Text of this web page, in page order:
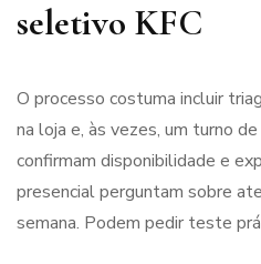
seletivo KFC
O processo costuma incluir
na loja e, às vezes, um turno
confirmam disponibilidade e
presencial perguntam sobre
semana. Podem pedir teste